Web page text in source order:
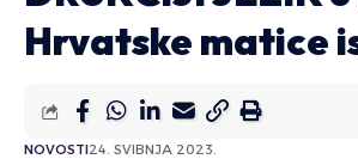
Hrvatske matice
NOVOSTI24. SVIBNJA 2023.